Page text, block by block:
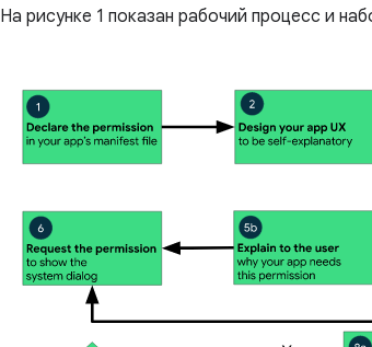
На рисунке 1 показан рабочий процесс и